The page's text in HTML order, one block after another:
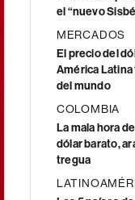
el “nuevo
MERCADOS
El precio del
América
del mundo
COLOMBIA
La mala hora
dólar barato,
tregua